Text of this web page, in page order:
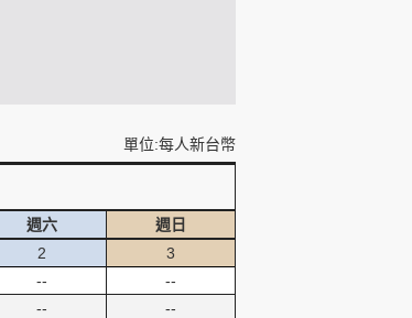
單位:每人新台幣
週六
週日
2
--
--
3
--
--